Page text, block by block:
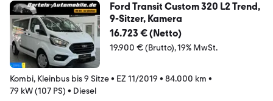
Ford Transit Custom 320 L2 Trend,
9-Sitzer, Kamera
16.723 € (Netto)
19.900 € (Brutto) 19% MwSt.
Kombi, Kleinbus bis 9 Sitze• EZ 11/2019 • 84.000 km •
79 kW (107 PS) • Diesel